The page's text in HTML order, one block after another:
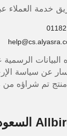
خدمة العملاء
الرسمية
عن سياسة